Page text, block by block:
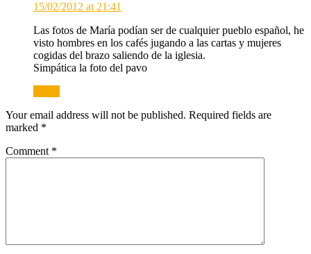
15/02/2012 at 21:41
Las fotos de María podían ser de cualquier pueblo español, he
visto hombres en los cafés jugando a las cartas y mujeres
cogidas del brazo saliendo de la iglesia.
Simpática la foto del pavo
Your email address will not be published. Required fields are
marked *
Comment *